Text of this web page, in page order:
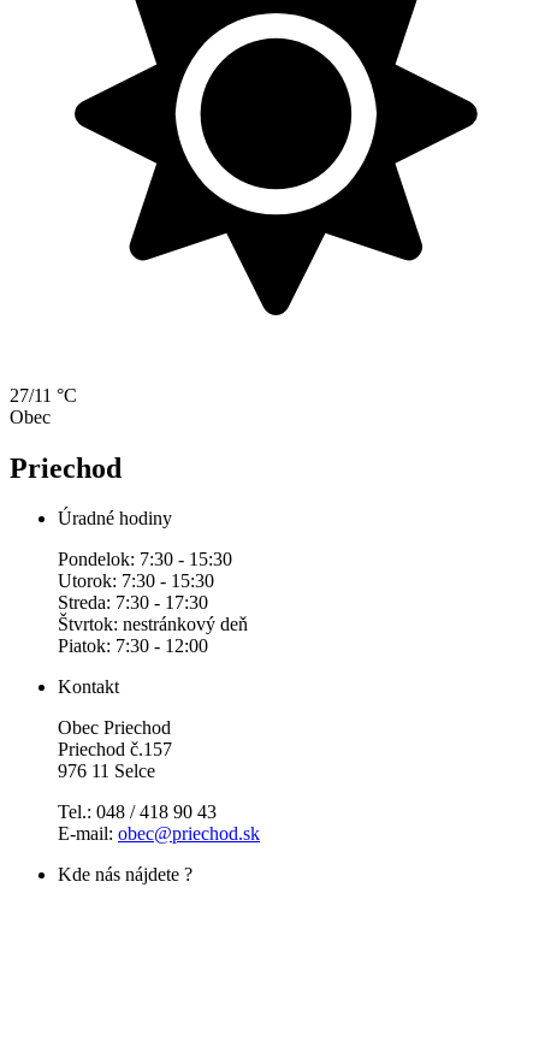
27/11 °C
Obec
Priechod
Úradné hodiny
Pondelok: 7:30 - 15:30
Utorok: 7:30 - 15:30
Streda: 7:30 - 17:30
Štvrtok: nestránkový deň
Piatok: 7:30 - 12:00
Kontakt
Obec Priechod
Priechod č.157
976 11 Selce
Tel.: 048 / 418 90 43
E-mail: obec@priechod.sk
Kde nás nájdete ?